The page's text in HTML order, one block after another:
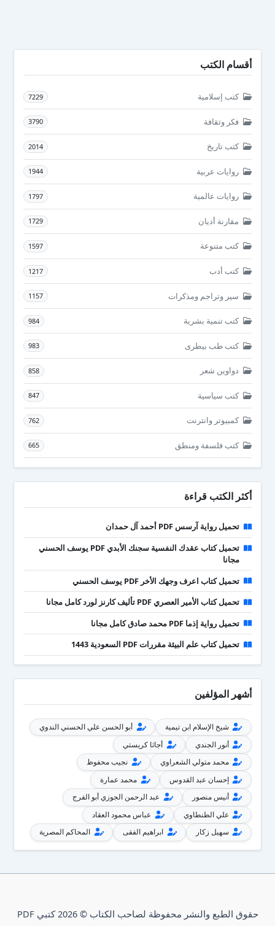
أقسام الكتب
كتب إسلامية 7229
فكر وثقافة 3790
كتب تاريخ 2014
روايات عربية 1944
روايات عالمية 1797
مقارنة أديان 1729
كتب متنوعة 1597
كتب أدب 1217
سير وتراجم ومذكرات 1157
كتب تنمية بشرية 984
كتب طب بيطرى 983
دواوين شعر 858
كتب سياسية 847
كمبيوتر وانترنت 762
كتب فلسفة ومنطق 665
أكثر الكتب قراءة
تحميل رواية آرسس PDF أحمد آل حمدان
تحميل كتاب عقدك النفسية سجنك الأبدي PDF يوسف الحسني
مجانا
تحميل كتاب اعرف وجهك الأخر PDF يوسف الحسني
تحميل كتاب الأمير العصري PDF تأليف كارنز لورد كامل مجانا
تحميل رواية إذما PDF محمد صادق كامل مجانا
تحميل كتاب علم البيئة مقررات PDF السعودية 1443
أشهر المؤلفين
شيخ الإسلام ابن تيمية
أبو الحسن علي الحسني الندوي
أنور الجندي
أجاثا كريستي
محمد متولي الشعراوي
نجيب محفوظ
إحسان عبد القدوس
محمد عمارة
أنيس منصور
عبد الرحمن الجوزي أبو الفرج
علي الطنطاوي
عباس محمود العقاد
سهيل زكار
ابراهيم الفقى المحاكم المصرية
حقوق الطبع والنشر محفوظة لصاحب الكتاب © 2026 كتبي PDF